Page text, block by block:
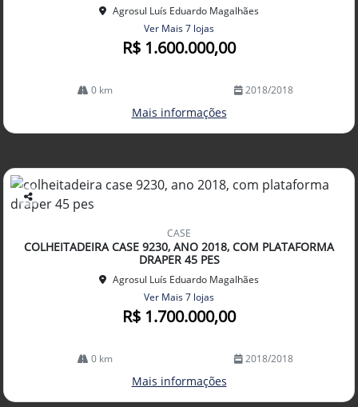
Agrosul Luís Eduardo Magalhães
Ver Mais 7 lojas
R$ 1.600.000,00
0 km 2018/2018
Mais informações
Co
arti
lhe
CASE
COLHEITADEIRA CASE 9230, ANO 2018, COM PLATAFORMA
DRAPER 45 PES
Agrosul Luís Eduardo Magalhães
Ver Mais 7 lojas
R$ 1.700.000,00
0 km 2018/2018
Mais informações